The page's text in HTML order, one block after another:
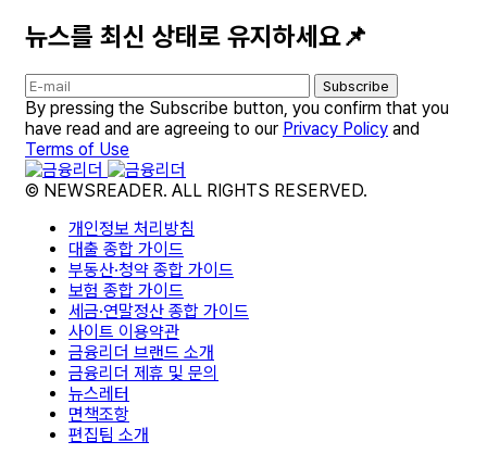
뉴스를 최신 상태로 유지하세요📌
Subscribe
By pressing the Subscribe button, you confirm that you
have read and are agreeing to our Privacy Policy and
Terms of Use
© NEWSREADER. ALL RIGHTS RESERVED.
개인정보 처리방침
대출 종합 가이드
부동산·청약 종합 가이드
보험 종합 가이드
세금·연말정산 종합 가이드
사이트 이용약관
금융리더 브랜드 소개
금융리더 제휴 및 문의
뉴스레터
면책조항
편집팀 소개